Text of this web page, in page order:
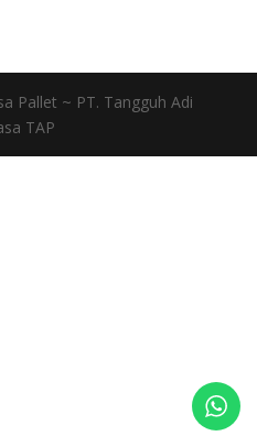
Pallet ~ PT. Tangguh Adi
TAP